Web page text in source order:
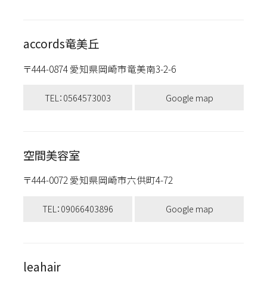
accords竜美丘
〒444-0874 愛知県岡崎市竜美南3-2-6
TEL：0564573003 Google map
空間美容室
〒444-0072 愛知県岡崎市六供町4-72
TEL：09066403896 Google map
leahair